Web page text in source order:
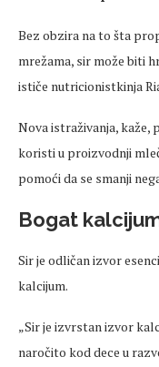
Bez obzira na to šta
mrežama, sir može biti
ističe nutricionistkinja
Nova istraživanja, kaže,
koristi u proizvodnji
pomoći da se smanji
Bogat
Sir je odličan izvor
kalcijum.
„Sir je izvrstan izvor
naročito kod dece u